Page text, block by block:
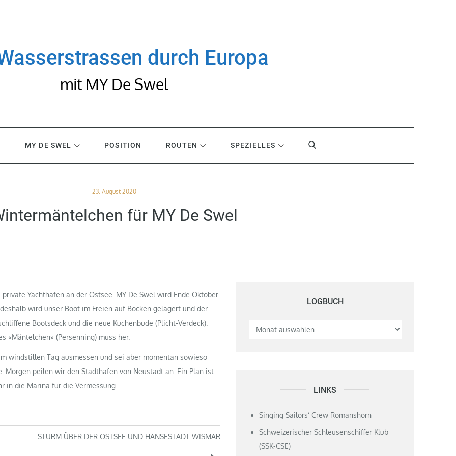
durch Europa
mit MY De Swel
MY DE SWEL POSITION ROUTEN SPEZIELLES
Posted
23. August 2020
für MY De Swel
Yachthafen an der Ostsee. MY De Swel wird Ende Oktober
wird unser Boot im Freien auf Böcken gelagert und der
Bootsdeck und die neue Kuchenbude (Plicht-Verdeck).
«Mäntelchen» (Persenning) muss her.
windstillen Tag ausmessen und sei aber momentan sowieso
Morgen peilen wir den Stadthafen von Neustadt an. Ein Plan ist
in die Marina für die Vermessung.
STURM ÜBER DER OSTSEE UND HANSESTADT WISMAR
LOGBUCH Logbuch
LINKS
Singing Sailors‘ Crew Romanshorn
Schweizerischer Schleusenschiffer Klub
(SSK-CSE)